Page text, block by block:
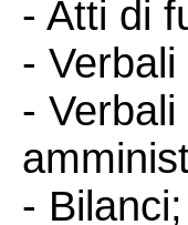
- Atti di
-
-
- Bilanci;